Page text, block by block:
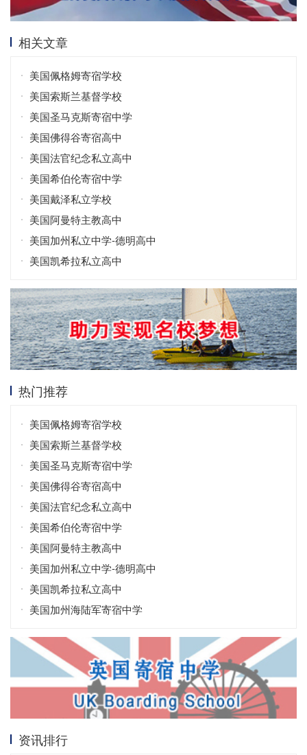
相关文章
美国佩格姆寄宿学校
美国索斯兰基督学校
美国圣马克斯寄宿中学
美国佛得谷寄宿高中
美国法官纪念私立高中
美国希伯伦寄宿中学
美国戴泽私立学校
美国阿曼特主教高中
美国加州私立中学-德明高中
美国凯希拉私立高中
热门推荐
美国佩格姆寄宿学校
美国索斯兰基督学校
美国圣马克斯寄宿中学
美国佛得谷寄宿高中
美国法官纪念私立高中
美国希伯伦寄宿中学
美国阿曼特主教高中
美国加州私立中学-德明高中
美国凯希拉私立高中
美国加州海陆军寄宿中学
资讯排行